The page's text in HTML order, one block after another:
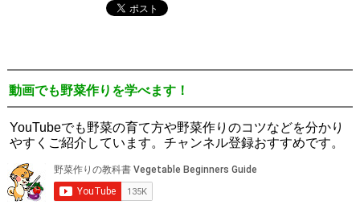
動画でも野菜作りを学べます！
YouTubeでも野菜の育て方や野菜作りのコツなどを分かり
やすくご紹介しています。チャンネル登録おすすめです。